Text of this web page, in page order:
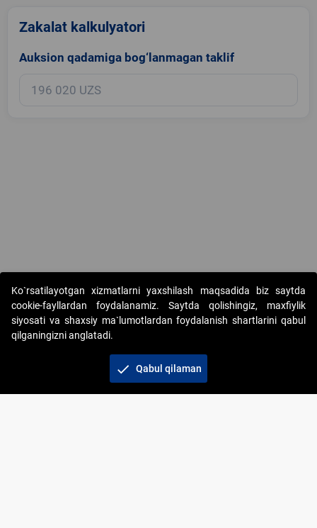
Zakalat kalkulyatori
Auksion qadamiga bog‘lanmagan taklif
Copyright © 2017-2026. "Elektron onlayn-auksionlarni tashkil etish"
AJ. Barcha huquqlar himoyalangan
+998 71 202-21-11
Ko`rsatilayotgan xizmatlarni yaxshilash maqsadida biz saytda
cookie-fayllardan foydalanamiz. Saytda qolishingiz, maxfiylik
siyosati va shaxsiy ma`lumotlardan foydalanish shartlarini qabul
qilganingizni anglatadi.
check Qabul qilaman